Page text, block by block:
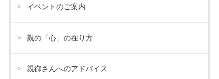
イベントのご案内
親の「心」の在り方
親御さんへのアドバイス